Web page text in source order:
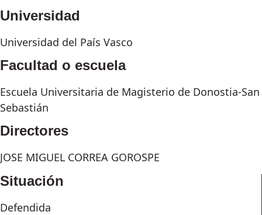
Universidad
Universidad del País Vasco
Facultad o escuela
Escuela Universitaria de Magisterio de Donostia-San
Sebastián
Directores
JOSE MIGUEL CORREA GOROSPE
Situación
Defendida